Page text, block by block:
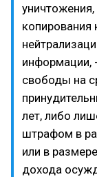
информации,
свободы на
лет, либо
штрафом в
или в
дохода